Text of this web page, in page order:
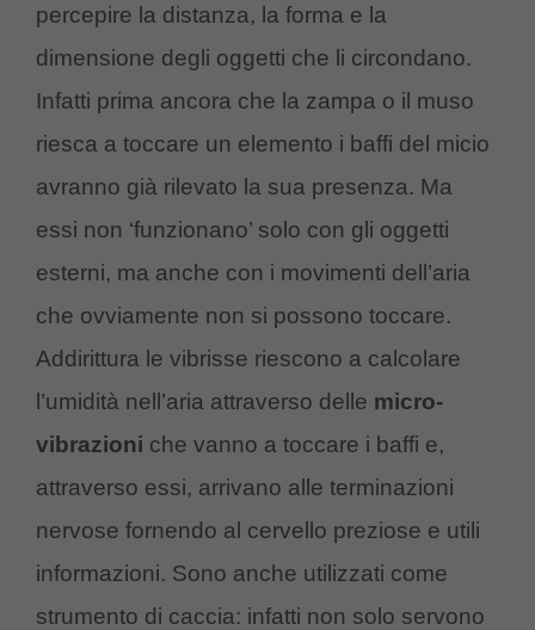
percepire la distanza, la forma e la
dimensione degli oggetti che li circondano.
Infatti prima ancora che la zampa o il muso
riesca a toccare un elemento i baffi del micio
avranno già rilevato la sua presenza. Ma
essi non ‘funzionano’ solo con gli oggetti
esterni, ma anche con i movimenti dell’aria
che ovviamente non si possono toccare.
Addirittura le vibrisse riescono a calcolare
l’umidità nell’aria attraverso delle micro-
vibrazioni che vanno a toccare i baffi e,
attraverso essi, arrivano alle terminazioni
nervose fornendo al cervello preziose e utili
informazioni. Sono anche utilizzati come
strumento di caccia: infatti non solo servono